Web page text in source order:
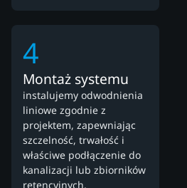
4
Montaż systemu
instalujemy odwodnienia
liniowe zgodnie z
projektem, zapewniając
szczelność, trwałość i
właściwe podłączenie do
kanalizacji lub zbiorników
retencyjnych.